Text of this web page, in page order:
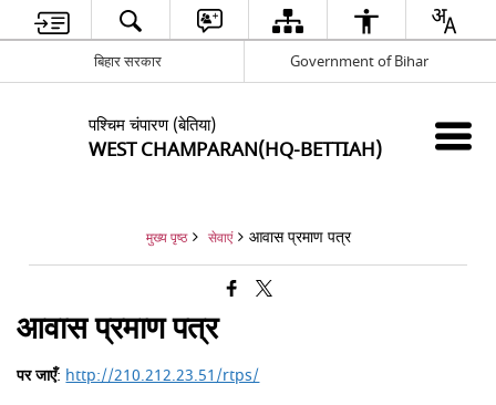
बिहार सरकार Government of Bihar
पश्चिम चंपारण (बेतिया)
WEST CHAMPARAN(HQ-BETTIAH)
मुख्य पृष्ठ सेवाएं आवास प्रमाण पत्र
आवास प्रमाण पत्र
पर जाएँ: http://210.212.23.51/rtps/